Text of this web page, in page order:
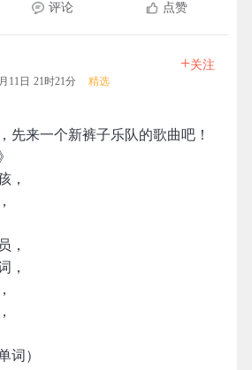
评论 点赞
11日 21时21分 精选
+关注
先来一个新裤子乐队的歌曲吧！
，
，
，
词）